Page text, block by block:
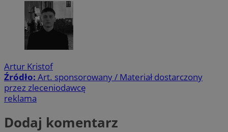
Artur Kristof
Źródło: Art. sponsorowany / Materiał dostarczony
przez zleceniodawcę
reklama
Dodaj komentarz